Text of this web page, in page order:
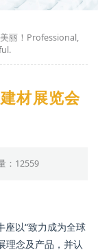
丽！Professional,
材展览会
：12559
座以“致力成为全球
理念及产品，并认